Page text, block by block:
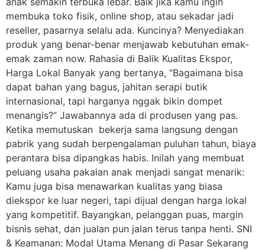
membuka toko fisik, online shop, atau sekadar jadi
reseller, pasarnya selalu ada. Kuncinya? Menyediakan
produk yang benar-benar menjawab kebutuhan emak-
emak zaman now. Rahasia di Balik Kualitas Ekspor,
Harga Lokal Banyak yang bertanya, “Bagaimana bisa
dapat bahan yang bagus, jahitan serapi butik
internasional, tapi harganya nggak bikin dompet
menangis?” Jawabannya ada di produsen yang pas.
Ketika memutuskan bekerja sama langsung dengan
pabrik yang sudah berpengalaman puluhan tahun, biaya
perantara bisa dipangkas habis. Inilah yang membuat
peluang usaha pakaian anak menjadi sangat menarik:
Kamu juga bisa menawarkan kualitas yang biasa
diekspor ke luar negeri, tapi dijual dengan harga lokal
yang kompetitif. Bayangkan, pelanggan puas, margin
bisnis sehat, dan jualan pun jalan terus tanpa henti. SNI
& Keamanan: Modal Utama Menang di Pasar Sekarang